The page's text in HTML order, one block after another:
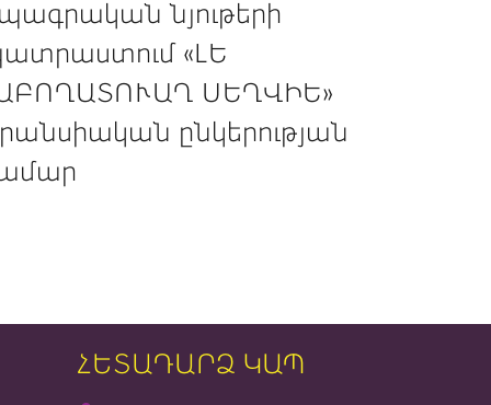
նյութերի
«ԼԵ
ՍԵՂՎԻԵ»
ընկերության
ՀԵՏԱԴԱՐՁ ԿԱՊ